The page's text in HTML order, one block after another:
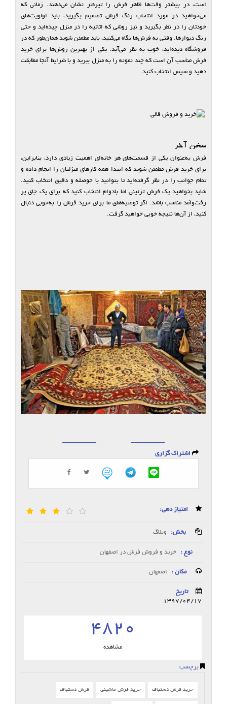
است، در بیشتر وقت‌ها ظاهر فرش را تیره‌تر نشان می‌دهند. زمانی که
می‌خواهید در مورد انتخاب رنگ فرش تصمیم بگیرید، باید اولویت‌های
خودتان را در نظر بگیرید و نیز روشی که اثاثیه را در منزل چیده‌اید و حتی
رنگ دیوارها. وقتی به فرش‌ها نگاه می‌کنید، باید مطمئن شوید همان‌طور که در
فروشگاه دیده‌اید، خوب به نظر می‌آید. یکی از بهترین روش‌ها برای خرید
فرش مناسب آن است که چند نمونه را به منزل ببرید و با شرایط آنجا مطابقت
دهید و سپس انتخاب کنید.
سخن آخر
فرش به‌عنوان یکی از قسمت‌های هر خانه‌ای اهمیت زیادی دارد، بنابراین،
برای خرید فرش مطمئن شوید که ابتدا همه کارهای منزلتان را انجام داده و
تمام جوانب را در نظر گرفته‌اید تا بتوانید با حوصله و دقیق انتخاب کنید.
شاید بخواهید یک فرش تزئینی اما بادوام انتخاب کنید که برای یک جای پر
رفت‌وآمد مناسب باشد. اگر توصیه‌های ما برای خرید فرش را به‌خوبی دنبال
کنید، از آن‌ها نتیجه خوبی خواهید گرفت.
اشتراک گزاری
امتیاز دهی:
بخش: وبلاگ
نوع : خرید و فروش فرش در اصفهان
مکان : اصفهان
تاریخ
1397/04/17
4820
مشاهده
برچسب
خرید فرش دستباف خرید فرش ماشینی فرش دستباف